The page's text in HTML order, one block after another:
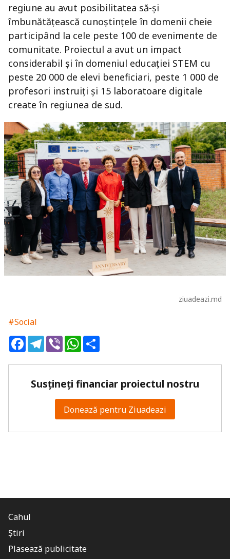
regiune au avut posibilitatea să-și
îmbunătățească cunoștințele în domenii cheie
participând la cele peste 100 de evenimente de
comunitate. Proiectul a avut un impact
considerabil și în domeniul educației STEM cu
peste 20 000 de elevi beneficiari, peste 1 000 de
profesori instruiți și 15 laboratoare digitale
create în regiunea de sud.
ziuadeazi.md
#Social
FacebookTelegram
ViberWhatsApp
Susțineți financiar proiectul nostru
Donează pentru Ziuadeazi
Cahul
Știri
Plasează publicitate